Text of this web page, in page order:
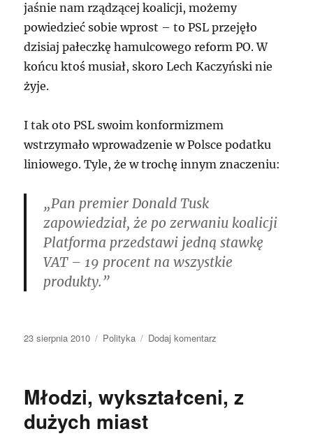
jaśnie nam rządzącej koalicji, możemy
powiedzieć sobie wprost – to PSL przejęło
dzisiaj pałeczkę hamulcowego reform PO. W
końcu ktoś musiał, skoro Lech Kaczyński nie
żyje.
I tak oto PSL swoim konformizmem
wstrzymało wprowadzenie w Polsce podatku
liniowego. Tyle, że w trochę innym znaczeniu:
„Pan premier Donald Tusk
zapowiedział, że po zerwaniu koalicji
Platforma przedstawi jedną stawkę
VAT – 19 procent na wszystkie
produkty.”
Data
23 sierpnia 2010 Kategorie
Polityka Dodaj komentarz
Młodzi, wykształceni, z
dużych miast